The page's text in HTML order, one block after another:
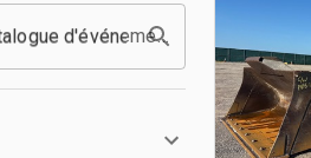
Recherche dans le catalogue d'événements